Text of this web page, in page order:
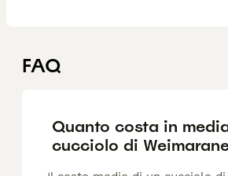
FAQ
Quanto costa in
cucciolo di